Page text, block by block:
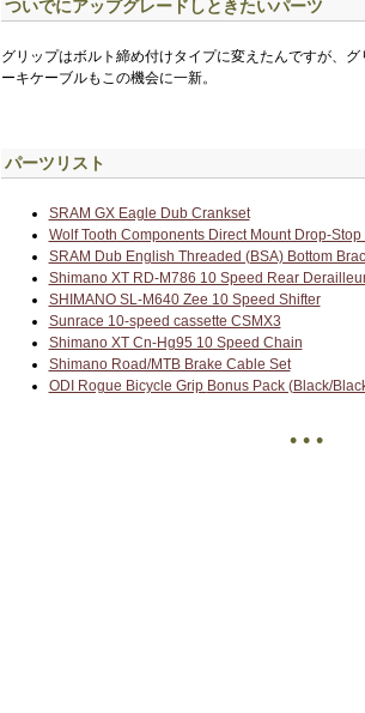
ついでにアップグレードしときたいパーツ
グリップはボルト締め付けタイプに変えたんですが、
ーキケーブルもこの機会に一新。
パーツリスト
SRAM GX Eagle Dub Crankset
Wolf Tooth Components Direct Mount Drop-
SRAM Dub English Threaded (BSA) Bottom
Shimano XT RD-M786 10 Speed Rear
SHIMANO SL-M640 Zee 10 Speed Shifter
Sunrace 10-speed cassette CSMX3
Shimano XT Cn-Hg95 10 Speed Chain
Shimano Road/MTB Brake Cable Set
ODI Rogue Bicycle Grip Bonus Pack (Black/
• • •